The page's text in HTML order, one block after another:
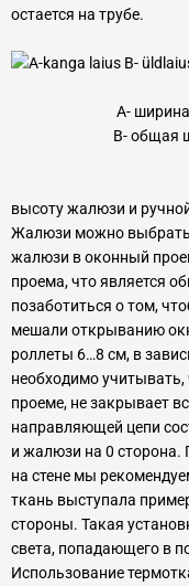
остается на трубе.
А-
B- общая
высоту жалюзи и
Жалюзи можно выбрать
жалюзи в оконный
проема, что является
позаботиться о том,
мешали открыванию
роллеты 6…8 см, в
необходимо
проеме, не закрывает
направляющей цепи
и жалюзи на 0 сторона.
на стене мы
ткань выступала
стороны. Такая
света, попадающего в
Использование